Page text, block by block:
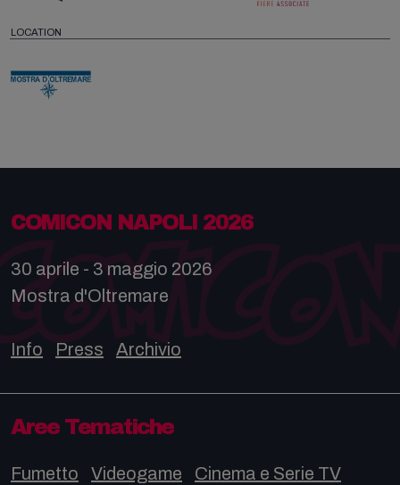
LOCATION
COMICON NAPOLI 2026
30 aprile - 3 maggio 2026
Mostra d'Oltremare
Info Press Archivio
Aree Tematiche
Fumetto Videogame
Cinema e Serie TV